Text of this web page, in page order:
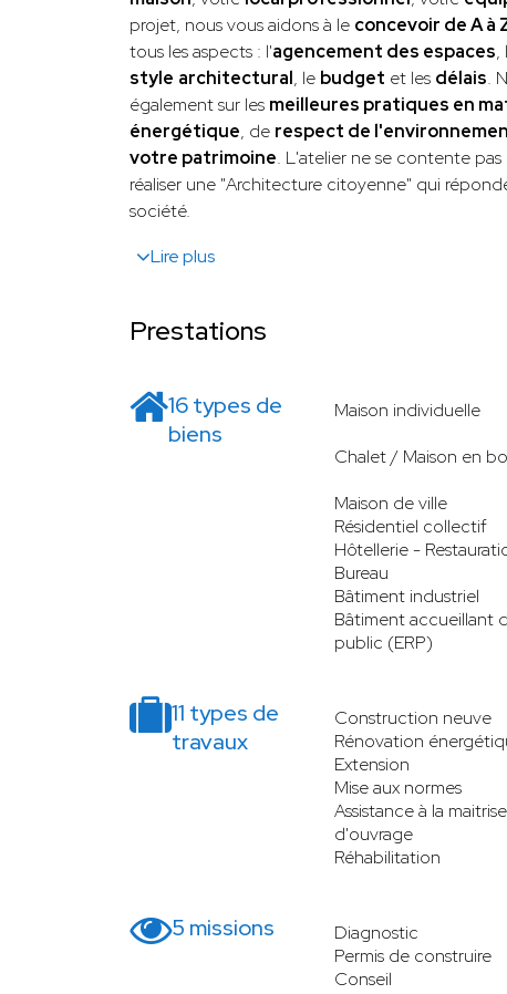
projet, nous vous aidons à le concevoir de A à
tous les aspects : l'agencement des espaces,
style architectural, le budget et les délais.
également sur les meilleures pratiques en
énergétique, de respect de
votre patrimoine. L'atelier ne se contente pas
réaliser une "Architecture citoyenne" qui
société.
Lire plus
Prestations
16 types de
biens
Maison individuelle
Chalet / Maison en
Maison de ville
Résidentiel collectif
Hôtellerie -
Bureau
Bâtiment industriel
Bâtiment accueillant
public (ERP)
11 types de
travaux
Construction neuve
Rénovation
Extension
Mise aux normes
Assistance à la maitrise
d'ouvrage
Réhabilitation
5 missions Diagnostic
Permis de construire
Conseil